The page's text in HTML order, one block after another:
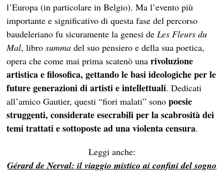
l’Europa (in particolare in Belgio). Ma l’evento più
importante e significativo di questa fase del percorso
baudeleriano fu sicuramente la genesi de Les Fleurs du
Mal, librosumma del suo pensiero e della sua poetica,
opera che come mai prima scatenò unarivoluzione
artistica e filosofica, gettando le basi ideologiche per le
future generazioni di artisti e intellettuali. Dedicati
all’amico Gautier, questi “fiori malati” sonopoesie
struggenti, considerate esecrabili per la scabrosità dei
temi trattati e sottoposte ad una violenta censura.
Leggi anche:
Gérard de Nerval: il viaggio mistico ai confini del sogno